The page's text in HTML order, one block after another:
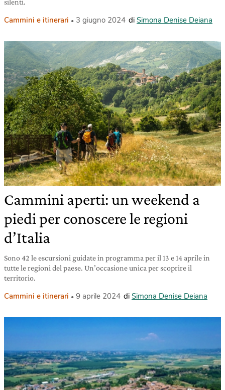
silenti.
Cammini e itinerari 3 giugno 2024 di Simona Denise Deiana
Cammini aperti: un weekend a
piedi per conoscere le regioni
d’Italia
Sono 42 le escursioni guidate in programma per il 13 e 14 aprile in
tutte le regioni del paese. Un’occasione unica per scoprire il
territorio.
Cammini e itinerari 9 aprile 2024 di Simona Denise Deiana